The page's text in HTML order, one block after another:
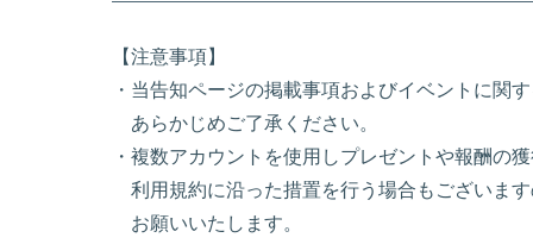
【注意事項】
・当告知ページの掲載事項およびイベントに関
あらかじめご了承ください。
・複数アカウントを使用しプレゼントや報酬の
利用規約に沿った措置を行う場合もございま
お願いいたします。